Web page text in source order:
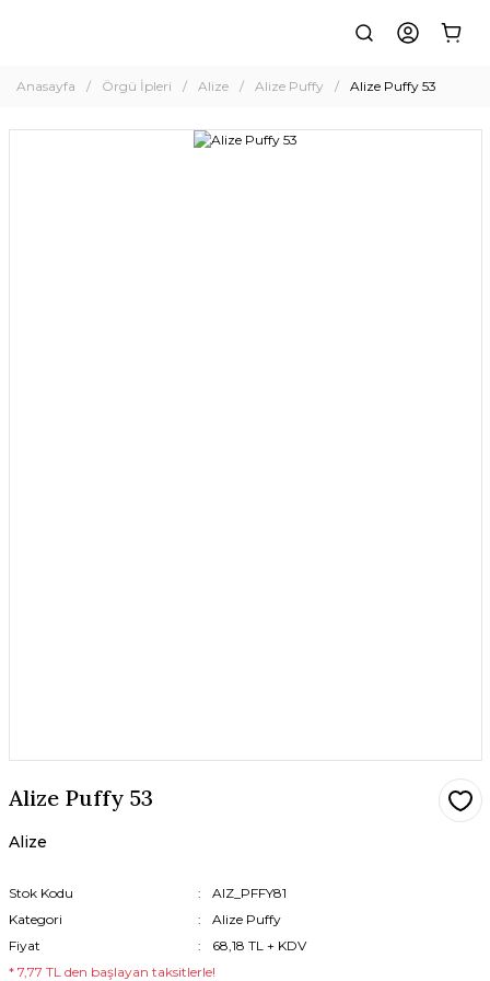
Anasayfa Örgü İpleri Alize Alize Puffy Alize Puffy 53
Alize Puffy 53
Alize
Stok Kodu
AlZ_PFFY81
Kategori
Alize Puffy
Fiyat
68,18 TL + KDV
* 7,77 TL den başlayan taksitlerle!